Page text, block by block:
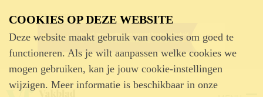
Advertentie
COOKIES OP DEZE WEBSITE
Deze website maakt gebruik van cookies om goed te
functioneren. Als je wilt aanpassen welke cookies we
mogen gebruiken, kan je jouw cookie-instellingen
wijzigen. Meer informatie is beschikbaar in onze